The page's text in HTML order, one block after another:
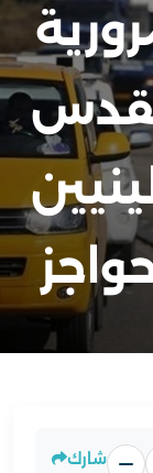
شارك